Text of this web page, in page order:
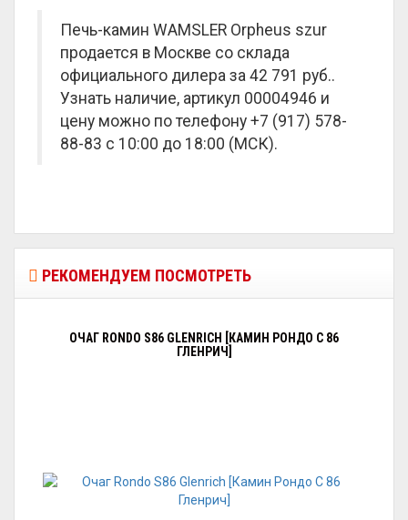
Печь-камин WAMSLER Orpheus szur
продается в Москве со склада
официального дилера за 42 791 руб..
Узнать наличие, артикул 00004946 и
цену можно по телефону +7 (917) 578-
88-83 с 10:00 до 18:00 (МСК).
РЕКОМЕНДУЕМ ПОСМОТРЕТЬ
ОЧАГ RONDO S86 GLENRICH [КАМИН РОНДО С 86
ГЛЕНРИЧ]